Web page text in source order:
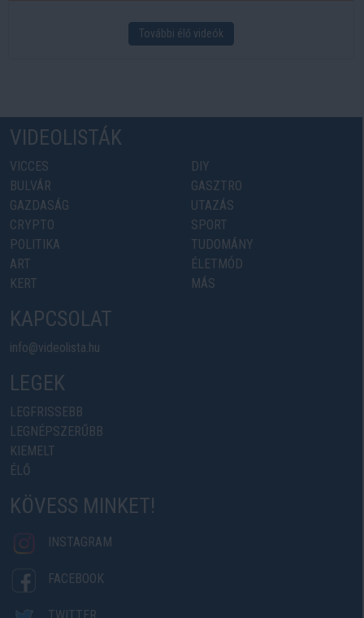
További élő videók
VIDEOLISTÁK
VICCES
BULVÁR
GAZDASÁG
CRYPTO
POLITIKA
ART
KERT
DIY
GASZTRO
UTAZÁS
SPORT
TUDOMÁNY
ÉLETMÓD
MÁS
KAPCSOLAT
info@videolista.hu
LEGEK
LEGFRISSEBB
LEGNÉPSZERŰBB
KIEMELT
ÉLŐ
KÖVESS MINKET!
INSTAGRAM
FACEBOOK